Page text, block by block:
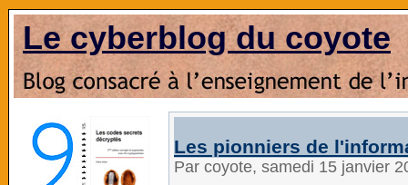
Le cyberblog du coyote
Les pionniers de
Par coyote, samedi 15 janvier